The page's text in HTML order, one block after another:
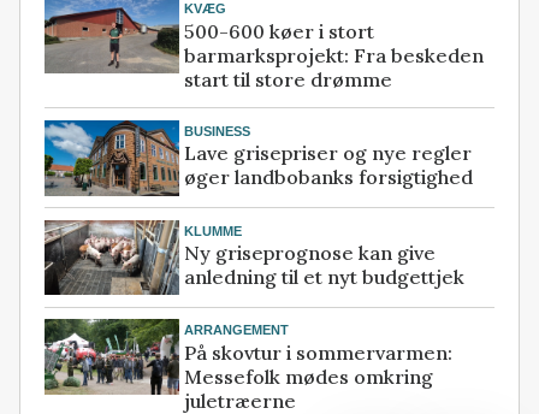
KVÆG
500-600 køer i stort
barmarksprojekt: Fra beskeden
start til store drømme
BUSINESS
Lave grisepriser og nye regler
øger landbobanks forsigtighed
KLUMME
Ny griseprognose kan give
anledning til et nyt budgettjek
ARRANGEMENT
På skovtur i sommervarmen:
Messefolk mødes omkring
juletræerne